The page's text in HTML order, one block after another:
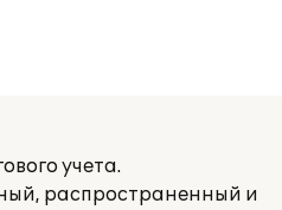
учета.
распространенный и